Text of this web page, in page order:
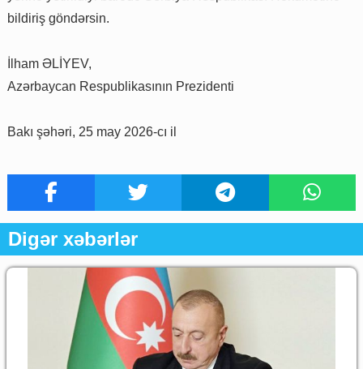
bildiriş göndərsin.
İlham ƏLİYEV,
Azərbaycan Respublikasının Prezidenti
Bakı şəhəri, 25 may 2026-cı il
Digər xəbərlər